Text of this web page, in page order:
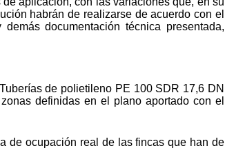
habrán de realizarse de acuerdo con el
documentación técnica presentada,
de polietileno PE 100 SDR 17,6 DN
definidas en el plano aportado con el
de ocupación real de las fincas que han de